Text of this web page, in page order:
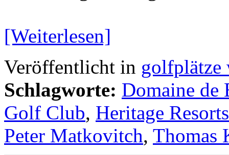
[Weiterlesen]
Veröffentlicht in golfplätze
Schlagworte: Domaine de
Golf Club, Heritage Resorts
Peter Matkovitch, Thomas